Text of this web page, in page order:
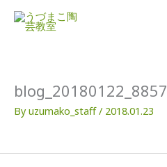
blog_20180122_8857
Byuzumako_staff/ 2018.01.23